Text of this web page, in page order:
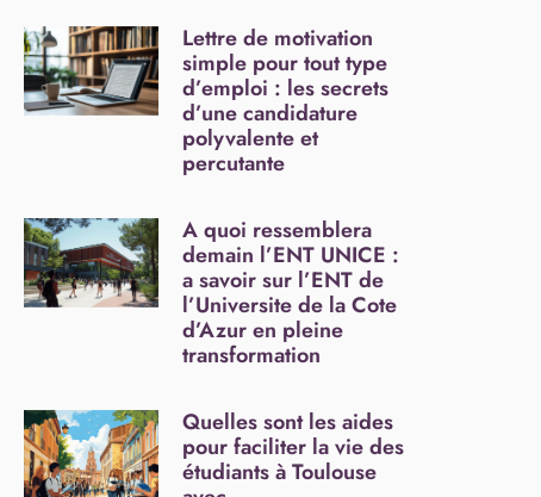
Lettre de motivation
simple pour tout type
d’emploi : les secrets
d’une candidature
polyvalente et
percutante
A quoi ressemblera
demain l’ENT UNICE :
a savoir sur l’ENT de
l’Universite de la Cote
d’Azur en pleine
transformation
Quelles sont les aides
pour faciliter la vie des
étudiants à Toulouse